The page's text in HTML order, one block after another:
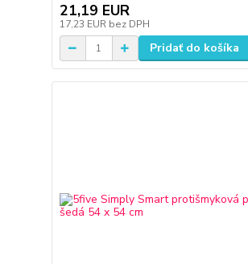
21,19 EUR
17,23 EUR bez DPH
Pridať do košíka